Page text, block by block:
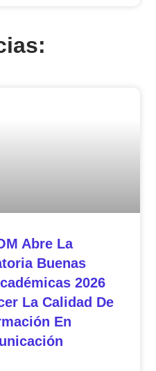
Abre La
Buenas
2026
La Calidad De
En